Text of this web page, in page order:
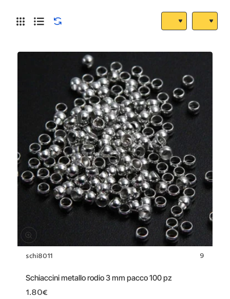
schi8011 9
Schiaccini metallo rodio 3 mm pacco 100 pz
1.80€